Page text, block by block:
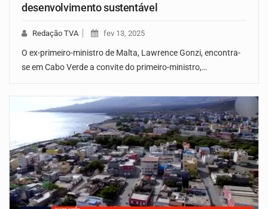
desenvolvimento sustentável
Redação TVA fev 13, 2025
O ex-primeiro-ministro de Malta, Lawrence Gonzi, encontra-
se em Cabo Verde a convite do primeiro-ministro,…